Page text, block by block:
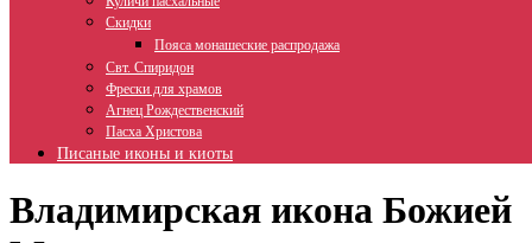
Скидки
Пояса монашеские распродажа
Свт. Спиридон
Фрески для храмов
Агнец Рождественский
Пасха Христова
Писаные иконы и киоты
Владимирская икона Божией